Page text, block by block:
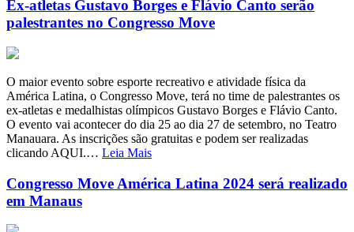
Ex-atletas Gustavo Borges e Flávio Canto serão
palestrantes no Congresso Move
O maior evento sobre esporte recreativo e atividade física da
América Latina, o Congresso Move, terá no time de palestrantes os
ex-atletas e medalhistas olímpicos Gustavo Borges e Flávio Canto.
O evento vai acontecer do dia 25 ao dia 27 de setembro, no Teatro
Manauara. As inscrições são gratuitas e podem ser realizadas
clicando AQUI.… Leia Mais
Congresso Move América Latina 2024 será realizado
em Manaus